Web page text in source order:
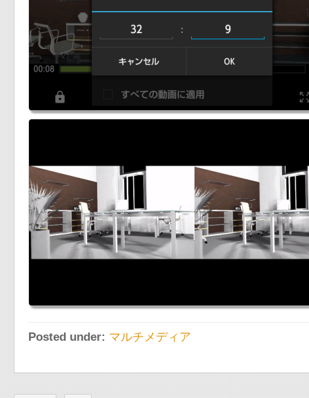
Posted under: マルチメディア